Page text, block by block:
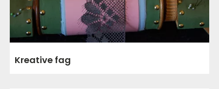
Kreative fag